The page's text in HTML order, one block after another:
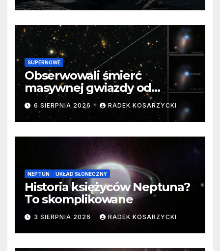
SUPERNOWE
Obserwowali śmierć
masywnej gwiazdy od
samego początku. Niezwykle
cenne dane
6 SIERPNIA 2026 RADEK KOSARZYCKI
NEPTUN UKŁAD SŁONECZNY
Historia księżyców Neptuna?
To skomplikowane
3 SIERPNIA 2026 RADEK KOSARZYCKI